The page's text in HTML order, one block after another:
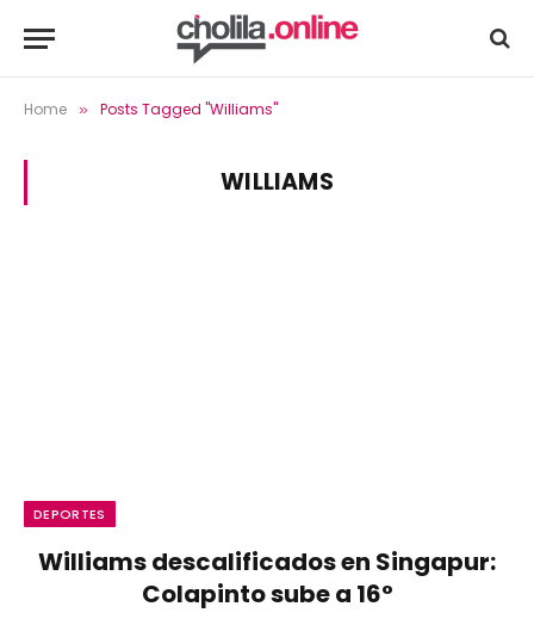
Home » Posts Tagged "Williams"
WILLIAMS
DEPORTES
Williams descalificados en Singapur:
Colapinto sube a 16°